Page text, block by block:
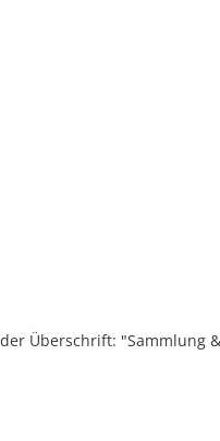
Überschrift: "Sammlung